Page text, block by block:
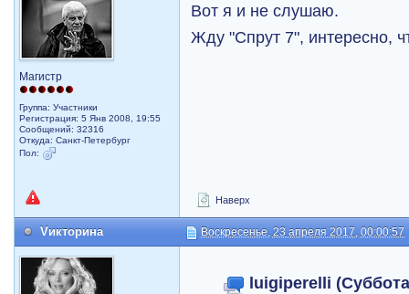
Магистр
Группа: Участники
Регистрация: 5 Янв 2008, 19:55
Сообщений: 32316
Откуда: Санкт-Петербург
Пол:
Вот я и не слушаю.
Жду "Спрут 7", интересно,
Наверх
Vикторина Воскресенье, 23 апреля 2017, 00:00:57
luigiperelli